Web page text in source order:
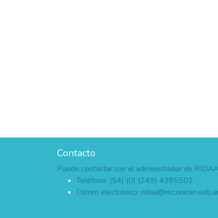
Contacto
Puede contactar con el administrador de
Teléfono: (54) (0) (249) 4385502
Correo electrónico: